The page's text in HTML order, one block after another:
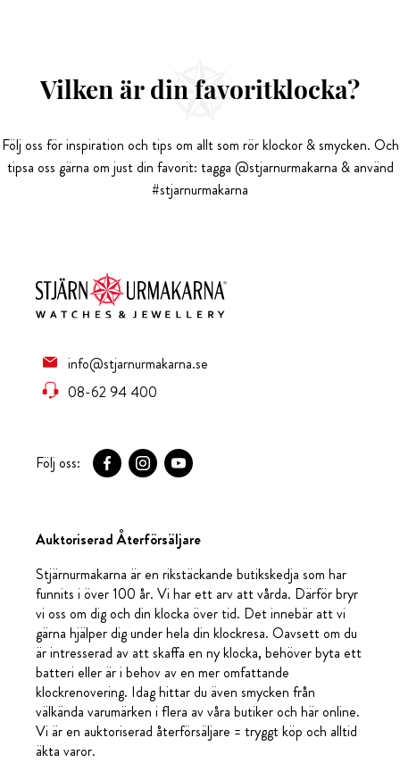
Vilken är din favoritklocka?
Följ oss för inspiration och tips om allt som rör klockor & smycken. Och
tipsa oss gärna om just din favorit: tagga @stjarnurmakarna & använd
#stjarnurmakarna
info@stjarnurmakarna.se
08-62 94 400
Följ oss:
Auktoriserad Återförsäljare
Stjärnurmakarna är en rikstäckande butikskedja som har
funnits i över 100 år. Vi har ett arv att vårda. Därför bryr
vi oss om dig och din klocka över tid. Det innebär att vi
gärna hjälper dig under hela din klockresa. Oavsett om du
är intresserad av att skaffa en ny klocka, behöver byta ett
batteri eller är i behov av en mer omfattande
klockrenovering. Idag hittar du även smycken från
välkända varumärken i flera av våra butiker och här online.
Vi är en auktoriserad återförsäljare = tryggt köp och alltid
äkta varor.